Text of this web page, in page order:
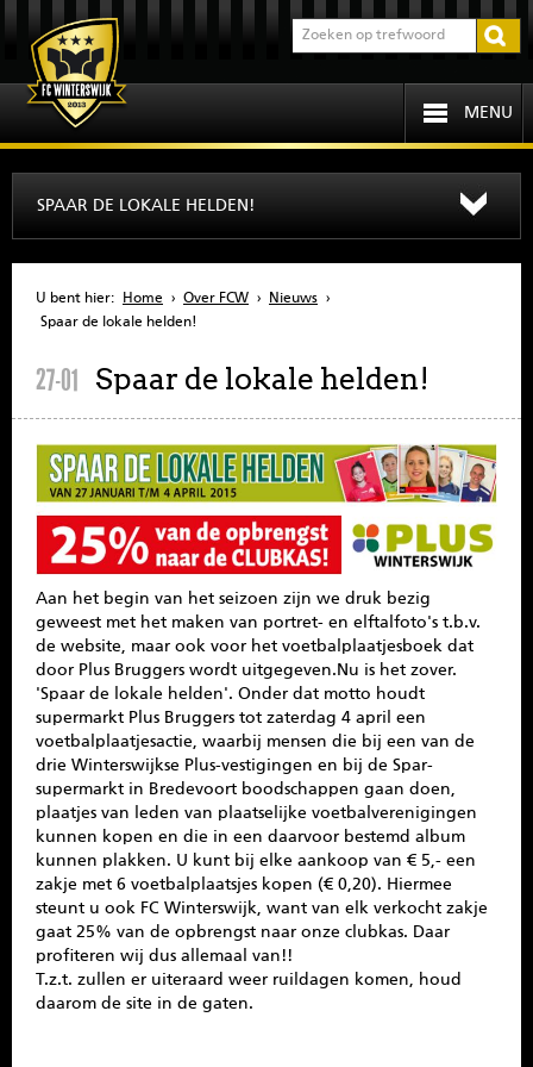
MENU
OVER FCW
INFORMATIE
SENIOREN
SPONSOREN
CONTACT
MENU
SPAAR DE LOKALE HELDEN!
U bent hier: Home › Over FCW › Nieuws ›
Spaar de lokale helden!
27-01 Spaar de lokale helden!
Aan het begin van het seizoen zijn we druk bezig
geweest met het maken van portret- en elftalfoto's t.b.v.
de website, maar ook voor het voetbalplaatjesboek dat
door Plus Bruggers wordt uitgegeven.Nu is het zover.
'Spaar de lokale helden'. Onder dat motto houdt
supermarkt Plus Bruggers tot zaterdag 4 april een
voetbalplaatjesactie, waarbij mensen die bij een van de
drie Winterswijkse Plus-vestigingen en bij de Spar-
supermarkt in Bredevoort boodschappen gaan doen,
plaatjes van leden van plaatselijke voetbalverenigingen
kunnen kopen en die in een daarvoor bestemd album
kunnen plakken. U kunt bij elke aankoop van € 5,- een
zakje met 6 voetbalplaatsjes kopen (€ 0,20). Hiermee
steunt u ook FC Winterswijk, want van elk verkocht zakje
gaat 25% van de opbrengst naar onze clubkas. Daar
profiteren wij dus allemaal van!!
T.z.t. zullen er uiteraard weer ruildagen komen, houd
daarom de site in de gaten.